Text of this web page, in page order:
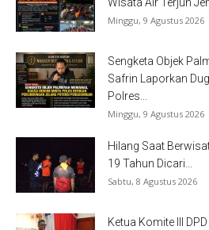
Wisata Air Terjun
Minggu, 9 Agustus 2026
Sengketa Objek
Safrin Laporkan
Polres...
Minggu, 9 Agustus 2026
Hilang Saat
19 Tahun Dicari...
Sabtu, 8 Agustus 2026
Ketua Komite III